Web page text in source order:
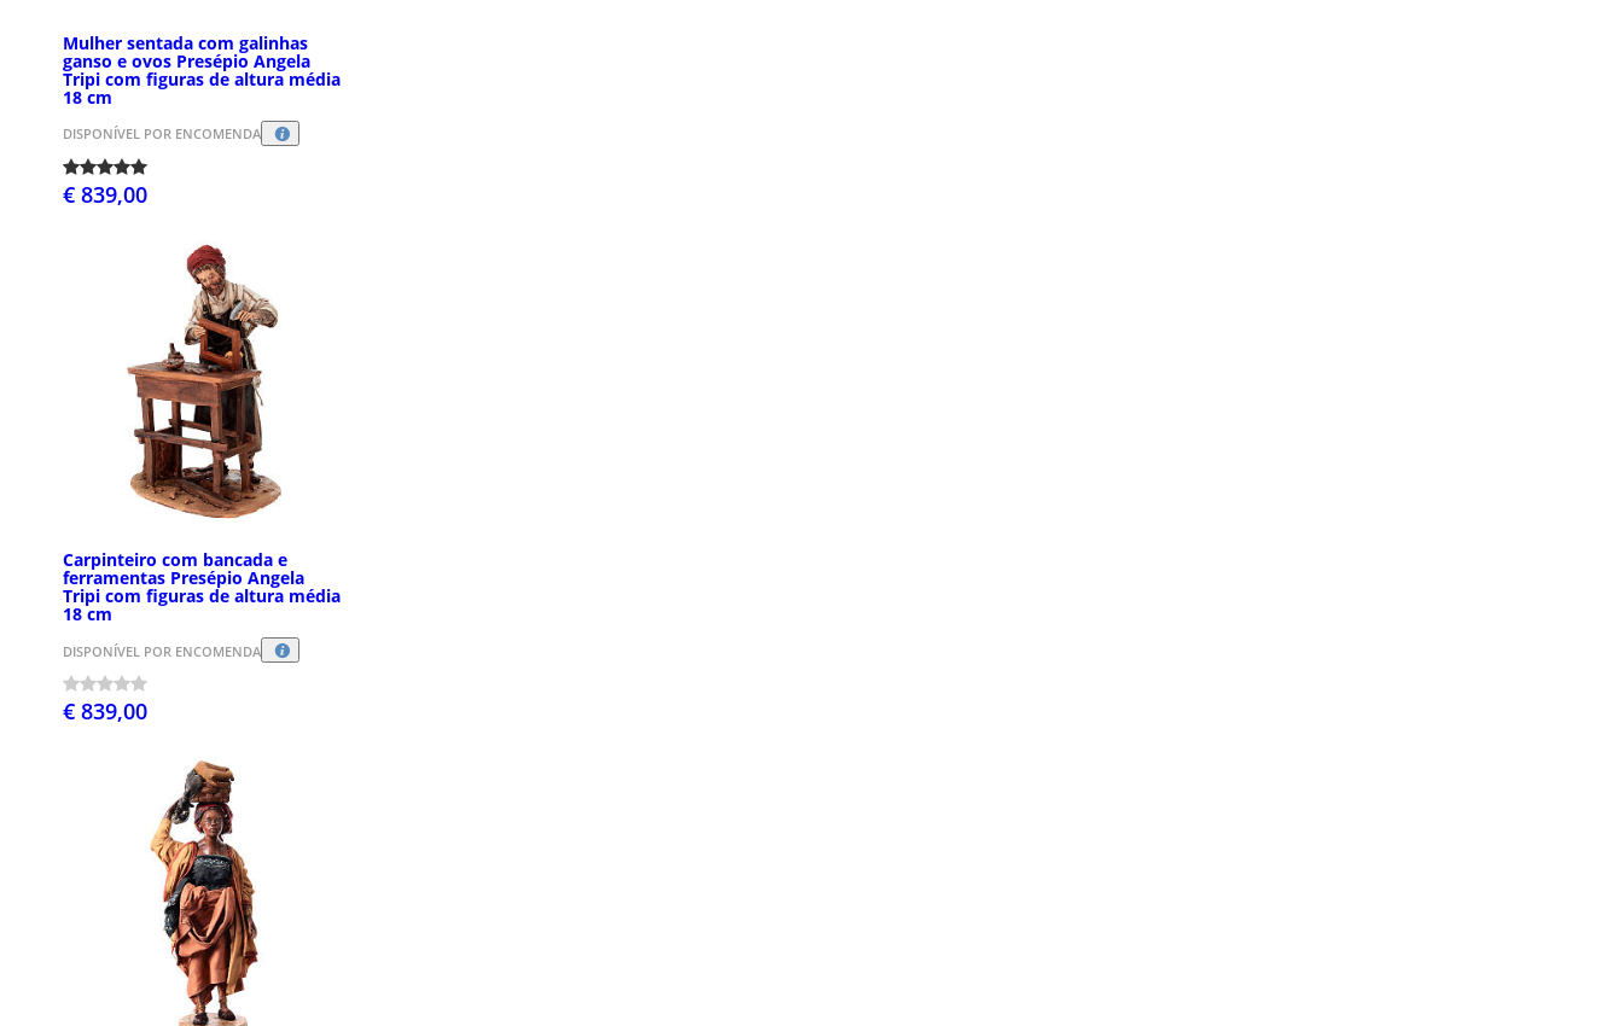
Mulher sentada com galinhas
ganso e ovos Presépio Angela
Tripi com figuras de altura média
18 cm
DISPONÍVEL POR ENCOMENDA
€ 839,00
Carpinteiro com bancada e
ferramentas Presépio Angela
Tripi com figuras de altura média
18 cm
DISPONÍVEL POR ENCOMENDA
€ 839,00